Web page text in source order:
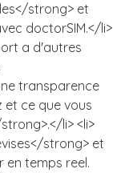
strong> et
doctorSIM.</li>
a d'autres
transparence
et ce que vous
li> <li>
strong> et
en temps reel.